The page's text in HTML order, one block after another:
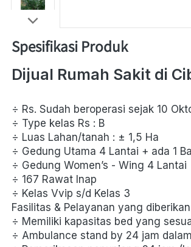
Spesifikasi Produk
Dijual Rumah Sakit di
÷ Rs. Sudah beroperasi sejak 10
÷ Type kelas Rs : B
÷ Luas Lahan/tanah : ± 1,5 Ha
÷ Gedung Utama 4 Lantai + ada 1
÷ Gedung Women’s - Wing 4 Lantai
÷ 167 Rawat Inap
÷ Kelas Vvip s/d Kelas 3
Fasilitas & Pelayanan yang
÷ Memiliki kapasitas bed yang
÷ Ambulance stand by 24 jam